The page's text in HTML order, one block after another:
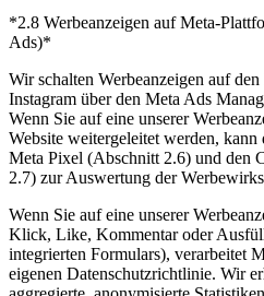
*2.8 Werbeanzeigen auf Meta-
Ads)*
Wir schalten Werbeanzeigen auf
Instagram über den Meta Ads
Wenn Sie auf eine unserer
Website weitergeleitet werden,
Meta Pixel (Abschnitt 2.6) und den
2.7) zur Auswertung der
Wenn Sie auf eine unserer
Klick, Like, Kommentar oder
integrierten Formulars), verarbeitet
eigenen Datenschutzrichtlinie. Wir